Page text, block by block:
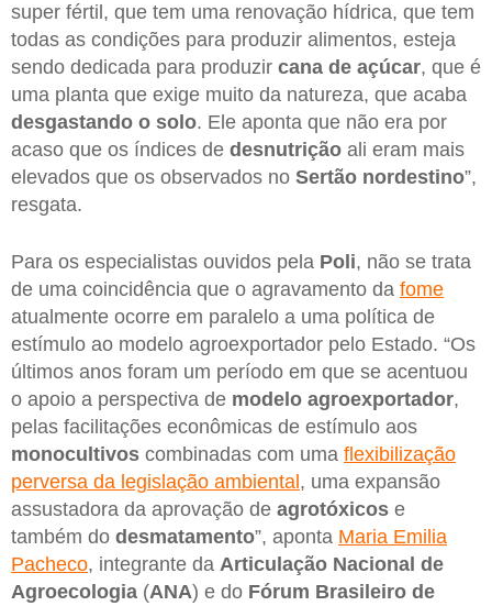
super fértil, que tem uma renovação hídrica, que tem
todas as condições para produzir alimentos, esteja
sendo dedicada para produzir cana de açúcar, que é
uma planta que exige muito da natureza, que acaba
desgastando o solo. Ele aponta que não era por
acaso que os índices de desnutrição ali eram mais
elevados que os observados no Sertão nordestino”,
resgata.
Para os especialistas ouvidos pela Poli, não se trata
de uma coincidência que o agravamento da fome
atualmente ocorre em paralelo a uma política de
estímulo ao modelo agroexportador pelo Estado. “Os
últimos anos foram um período em que se acentuou
o apoio a perspectiva de modelo agroexportador,
pelas facilitações econômicas de estímulo aos
monocultivos combinadas com uma flexibilização
perversa da legislação ambiental, uma expansão
assustadora da aprovação de agrotóxicos e
também do desmatamento”, aponta Maria Emilia
Pacheco, integrante da Articulação Nacional de
Agroecologia (ANA) e do Fórum Brasileiro de